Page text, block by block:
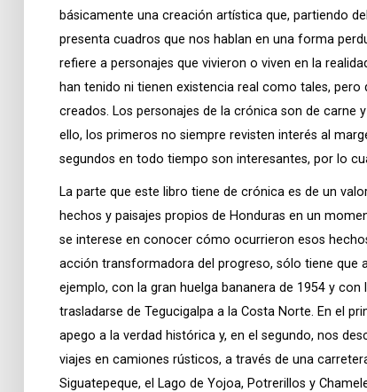
básicamente una creación artística que, partiendo
presenta cuadros que nos hablan en una forma
refiere a personajes que vivieron o viven en la
han tenido ni tienen existencia real como tales,
creados. Los personajes de la crónica son de carne
ello, los primeros no siempre revisten interés al
segundos en todo tiempo son interesantes, por lo
La parte que este libro tiene de crónica es de un
hechos y paisajes propios de Honduras en un
se interese en conocer cómo ocurrieron esos
acción transformadora del progreso, sólo tiene que
ejemplo, con la gran huelga bananera de 1954 y
trasladarse de Tegucigalpa a la Costa Norte. En el
apego a la verdad histórica y, en el segundo, nos
viajes en camiones rústicos, a través de una
Siguatepeque, el Lago de Yojoa, Potrerillos y